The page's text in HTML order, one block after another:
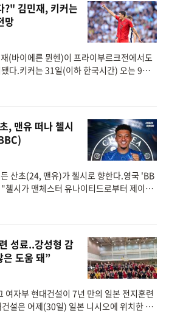
?" 김민재, 키커는
망
(바이에른 뮌헨)이 프라이부르크전에서도
다.키커는 31일(이하 한국시간) 오는 9월 2
, 맨유 떠나 첼시
산초(24, 맨유)가 첼시로 향한다.영국 'BB
시가 맨체스터 유나이티드로부터 제이든
성료..강성형 감
은 도움 돼”
여자부 현대건설이 7년 만의 일본 전지훈련
설은 어제(30일) 일본 니시오에 위치한 덴